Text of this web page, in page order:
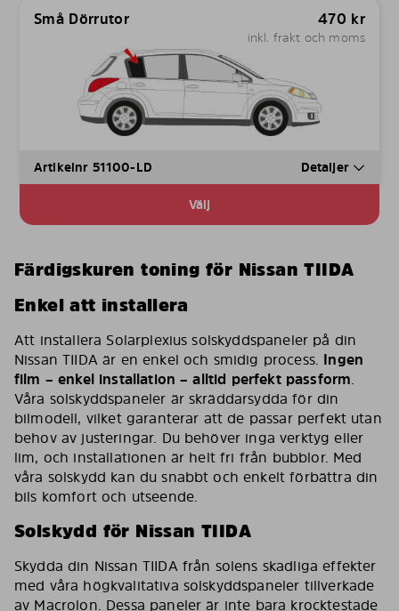
Små Dörrutor 470 kr
inkl. frakt och moms
Artikelnr 51100-LD Detaljer
Välj
Färdigskuren toning för Nissan TIIDA
Enkel att installera
Att installera Solarplexius solskyddspaneler på din
Nissan TIIDA är en enkel och smidig process. Ingen
film – enkel installation – alltid perfekt passform.
Våra solskyddspaneler är skräddarsydda för din
bilmodell, vilket garanterar att de passar perfekt utan
behov av justeringar. Du behöver inga verktyg eller
lim, och installationen är helt fri från bubblor. Med
våra solskydd kan du snabbt och enkelt förbättra din
bils komfort och utseende.
Solskydd för Nissan TIIDA
Skydda din Nissan TIIDA från solens skadliga effekter
med våra högkvalitativa solskyddspaneler tillverkade
av Macrolon. Dessa paneler är inte bara krocktestade